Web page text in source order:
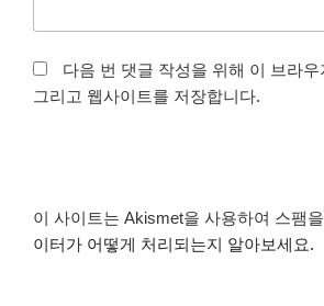
다음 번 댓글 작성을 위해 이 브라
그리고 웹사이트를 저장합니다.
이 사이트는 Akismet을 사용하여 스팸
이터가 어떻게 처리되는지 알아보세요.